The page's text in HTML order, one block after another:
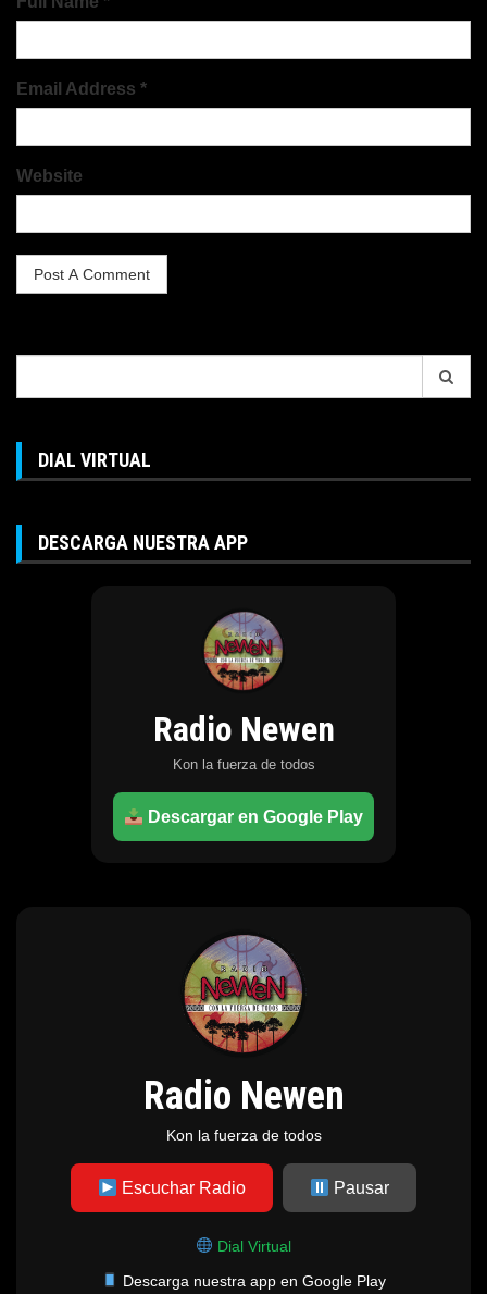
Email Address *
Website
for:
DIAL VIRTUAL
DESCARGA NUESTRA APP
Radio Newen
Kon la fuerza de todos
Descargar en Google Play
Radio Newen
Kon la fuerza de todos
Escuchar Radio Pausar
Dial Virtual
Descarga nuestra app en Google Play